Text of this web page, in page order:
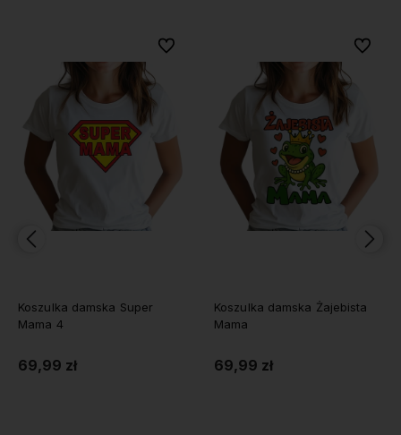
Koszulka damska Żajebista
Mama
69,99 zł
Koszulka damska Najlepsza
Mama w Kosmosie
69,99 zł